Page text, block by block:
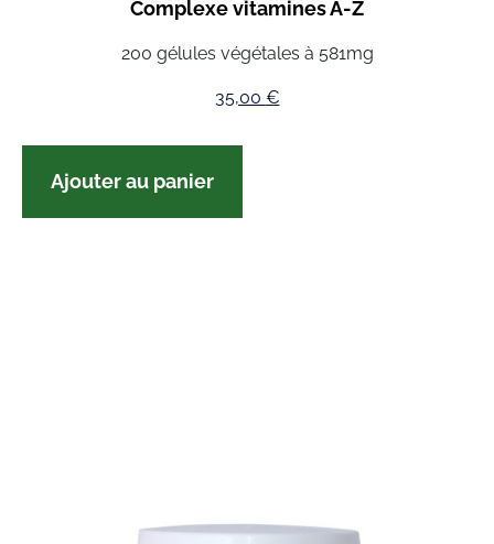
Complexe vitamines A-Z
200 gélules végétales à 581mg
35,00 €
Ajouter au panier